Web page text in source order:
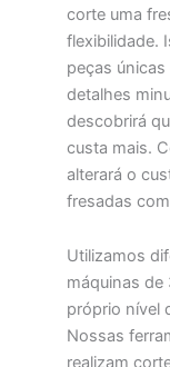
corte uma
flexibilidade.
peças
detalhes
descobrirá
custa mais.
alterará o
fresadas
Utilizamos
máquinas de
próprio nível
Nossas
realizam